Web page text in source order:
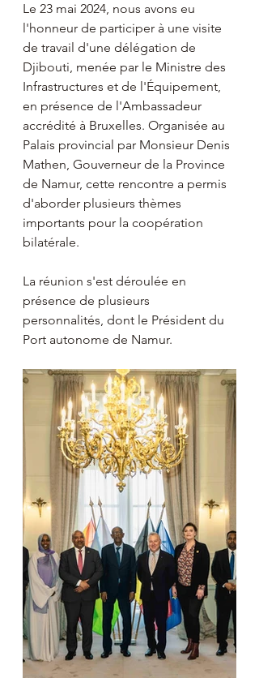
Le 23 mai 2024, nous avons eu
l'honneur de participer à une visite
de travail d'une délégation de
Djibouti, menée par le Ministre des
Infrastructures et de l'Équipement,
en présence de l'Ambassadeur
accrédité à Bruxelles. Organisée au
Palais provincial par Monsieur Denis
Mathen, Gouverneur de la Province
de Namur, cette rencontre a permis
d'aborder plusieurs thèmes
importants pour la coopération
bilatérale.
La réunion s'est déroulée en
présence de plusieurs
personnalités, dont le Président du
Port autonome de Namur.